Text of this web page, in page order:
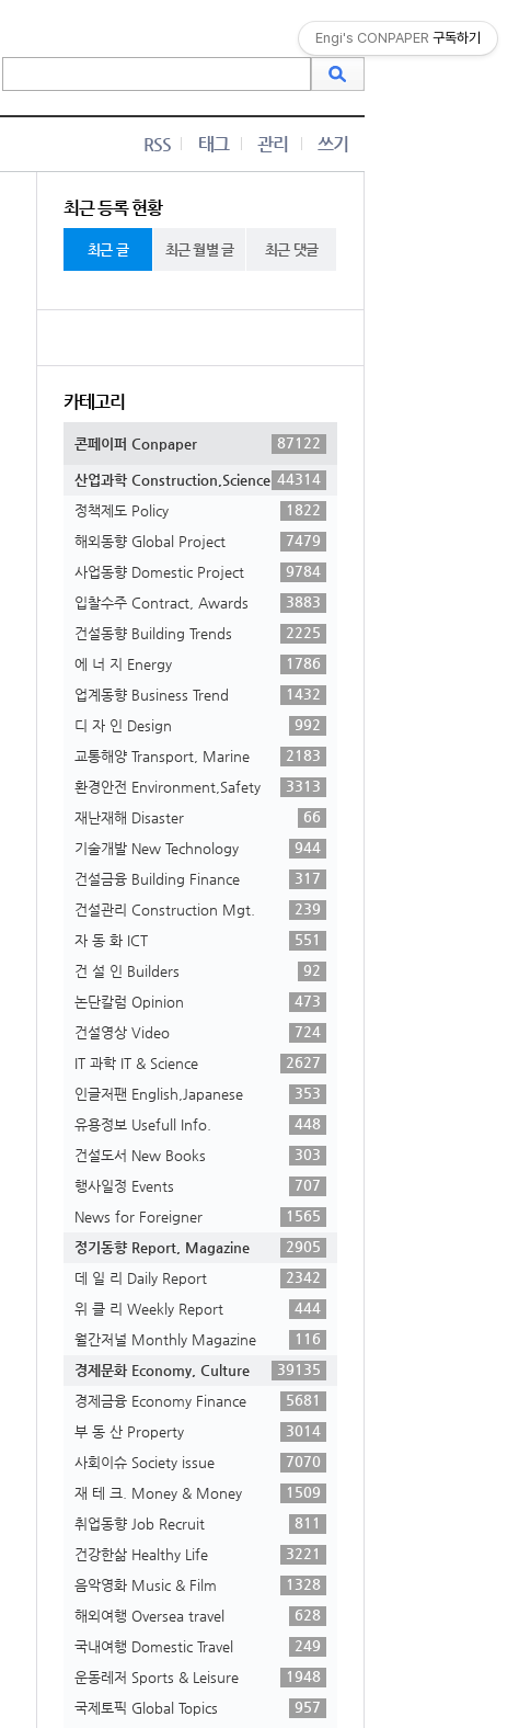
RSS 태그 관리 쓰기
최근 등록 현황
최근 글 최근 월별 글 최근 댓글
카테고리
콘페이퍼 Conpaper 87122
산업과학 Construction,Science 44314
정책제도 Policy
1822
해외동향 Global Project
7479
사업동향 Domestic Project
9784
입찰수주 Contract, Awards
3883
건설동향 Building Trends
2225
에 너 지 Energy
1786
업계동향 Business Trend
1432
디 자 인 Design
992
교통해양 Transport, Marine
2183
환경안전 Environment,Safety
3313
재난재해 Disaster
66
기술개발 New Technology
944
건설금융 Building Finance
317
건설관리 Construction Mgt.
239
자 동 화 ICT
551
건 설 인 Builders
92
논단칼럼 Opinion
473
건설영상 Video
724
IT 과학 IT & Science
2627
인글저팬 English,Japanese
353
유용정보 Usefull Info.
448
건설도서 New Books
303
행사일정 Events
707
News for Foreigner
1565
정기동향 Report, Magazine
2905
데 일 리 Daily Report
2342
위 클 리 Weekly Report
444
월간저널 Monthly Magazine
116
경제문화 Economy, Culture
39135
경제금융 Economy Finance
5681
부 동 산 Property
3014
사회이슈 Society issue
7070
재 테 크. Money & Money
1509
취업동향 Job Recruit
811
건강한삶 Healthy Life
3221
음악영화 Music & Film
1328
해외여행 Oversea travel
628
국내여행 Domestic Travel
249
운동레저 Sports & Leisure
1948
국제토픽 Global Topics
957
Engi's CONPAPER 구독하기